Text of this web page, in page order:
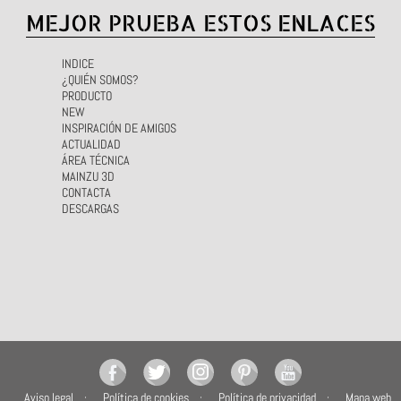
MEJOR PRUEBA ESTOS ENLACES
INDICE
¿QUIÉN SOMOS?
PRODUCTO
NEW
INSPIRACIÓN DE AMIGOS
ACTUALIDAD
ÁREA TÉCNICA
MAINZU 3D
CONTACTA
DESCARGAS
Aviso legal Política de cookies Política de privacidad Mapa web